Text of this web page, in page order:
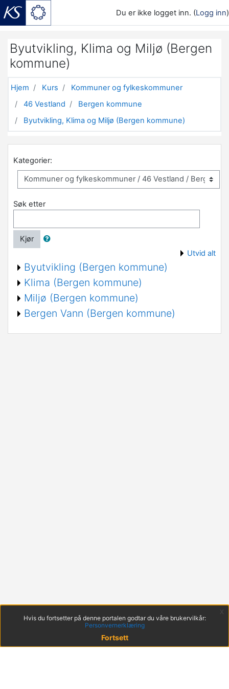
Du er ikke logget inn. (Logg inn)
Byutvikling, Klima og Miljø (Bergen
kommune)
Hjem Kurs
Kommuner og fylkeskommuner
46 Vestland
Bergen kommune
Byutvikling, Klima og Miljø (Bergen kommune)
Kategorier:
Søk etter
Kjør
Utvid alt
Byutvikling (Bergen kommune)
Klima (Bergen kommune)
Miljø (Bergen kommune)
Bergen Vann (Bergen kommune)
Hvis du fortsetter på denne portalen godtar du våre brukervilkår:
Personvernerklæring
Fortsett
x